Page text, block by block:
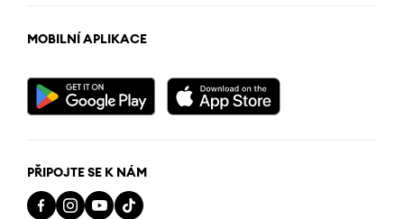
MOBILNÍ APLIKACE
PŘIPOJTE SE K NÁM